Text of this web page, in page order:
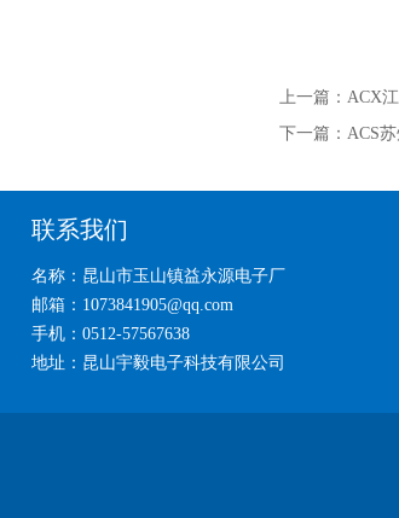
上一篇： ACX
下一篇： ACS
联系我们
名称：昆山市玉山镇益永源电子厂
邮箱：1073841905@qq.com
手机：0512-57567638
地址：昆山宇毅电子科技有限公司